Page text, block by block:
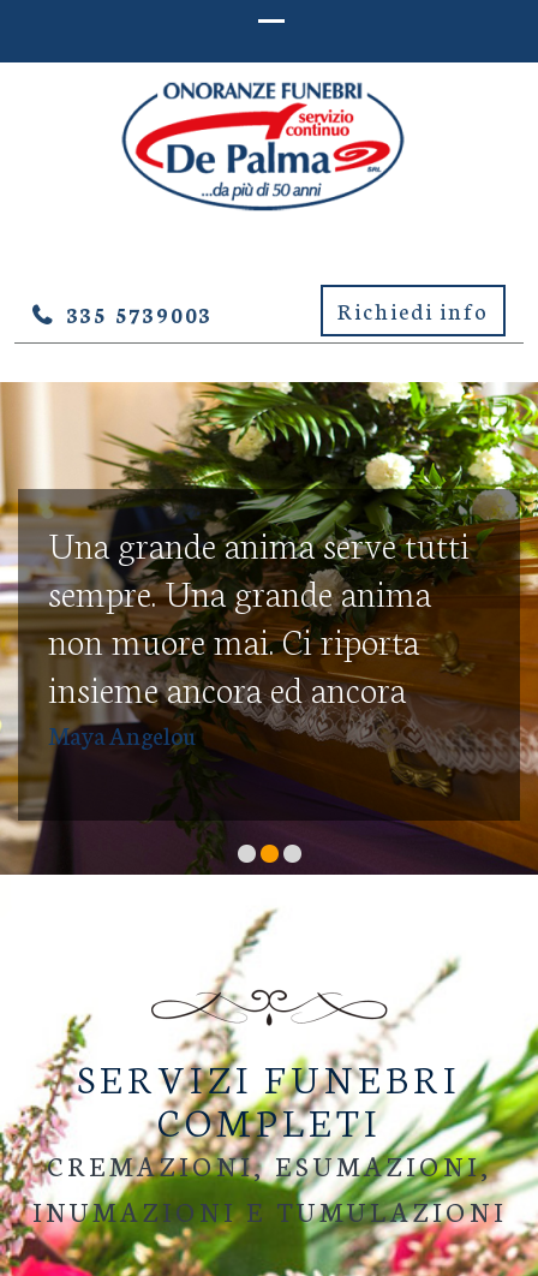
PALMA – LUCERA (FOGGIA)
Richiedi info
335 5739003
Una grande anima serve tutti
sempre. Una grande anima
non muore mai. Ci riporta
insieme ancora ed ancora
Maya Angelou
SERVIZI FUNEBRI
COMPLETI
CREMAZIONI, ESUMAZIONI,
INUMAZIONI E TUMULAZIONI